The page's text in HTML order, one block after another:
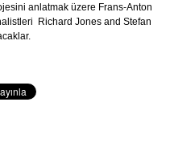
anlatmak üzere Frans-Anton
Richard Jones and Stefan